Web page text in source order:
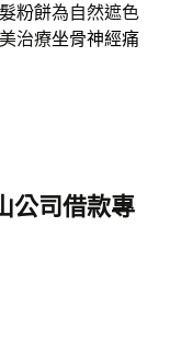
粉餅為自然遮色
治療坐骨神經痛
公司借款專